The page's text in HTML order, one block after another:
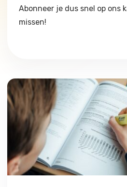
Abonneer je dus snel op ons
missen!
Tips voor alle vakken